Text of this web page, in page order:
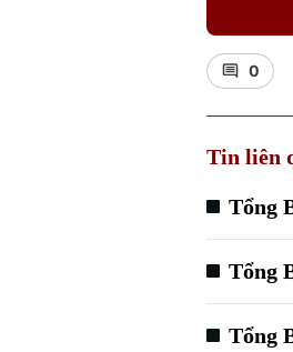
0
Tin liên
Tổng
Tổng
Tổng